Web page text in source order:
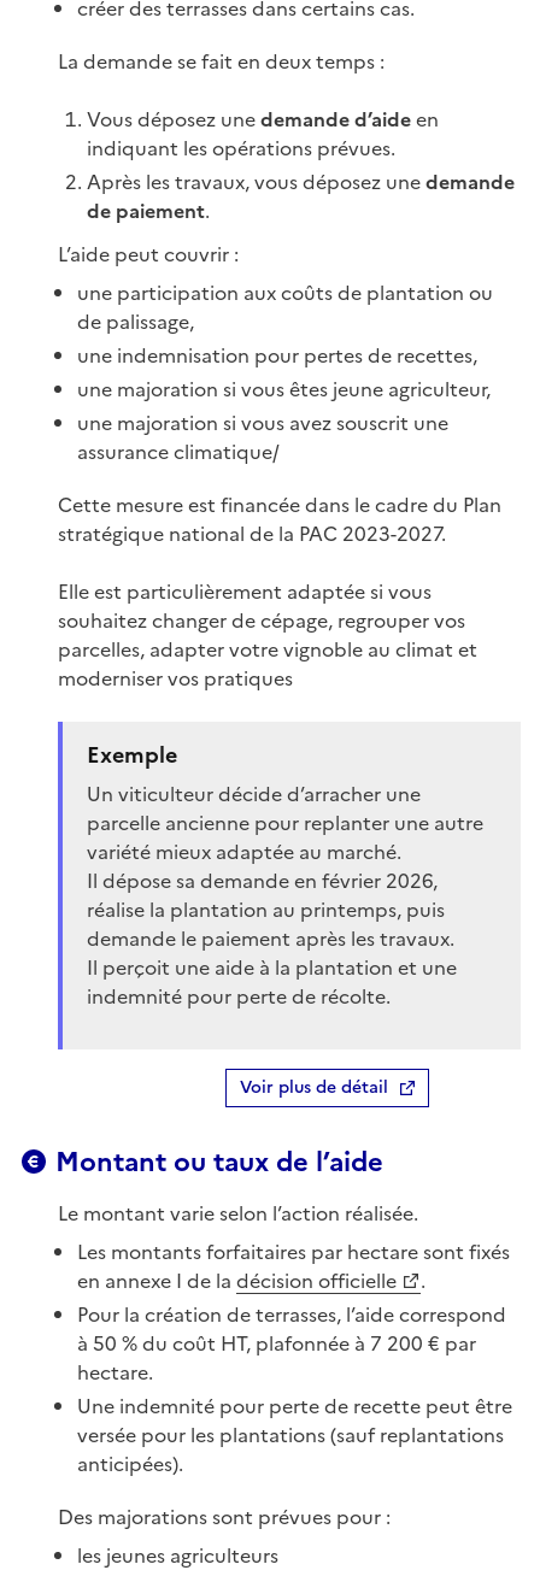
créer des terrasses dans certains cas.
La demande se fait en deux temps :
Vous déposez unedemande d’aideen
indiquant les opérations prévues.
Après les travaux, vous déposez unedemande
de paiement.
L’aide peut couvrir :
une participation aux coûts de plantation ou
de palissage,
une indemnisation pour pertes de recettes,
une majoration si vous êtes jeune agriculteur,
une majoration si vous avez souscrit une
assurance climatique/
Cette mesure est financée dans le cadre du Plan
stratégique national de la PAC 2023-2027.
Elle est particulièrement adaptée si vous
souhaitez changer de cépage, regrouper vos
parcelles, adapter votre vignoble au climat et
moderniser vos pratiques
Exemple
Un viticulteur décide d’arracher une
parcelle ancienne pour replanter une autre
variété mieux adaptée au marché.
Il dépose sa demande en février 2026,
réalise la plantation au printemps, puis
demande le paiement après les travaux.
Il perçoit une aide à la plantation et une
indemnité pour perte de récolte.
Voir plus de détail
Montant ou taux de l’aide
Le montant varie selon l’action réalisée.
Les montants forfaitaires par hectare sont fixés
en annexe I de la décision officielle
.
Pour la création de terrasses, l’aide correspond
à 50 % du coût HT, plafonnée à 7 200 € par
hectare.
Une indemnité pour perte de recette peut être
versée pour les plantations (sauf replantations
anticipées).
Des majorations sont prévues pour :
les jeunes agriculteurs